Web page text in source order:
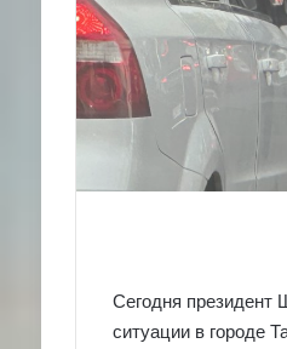
Сегодня президент
ситуации в городе